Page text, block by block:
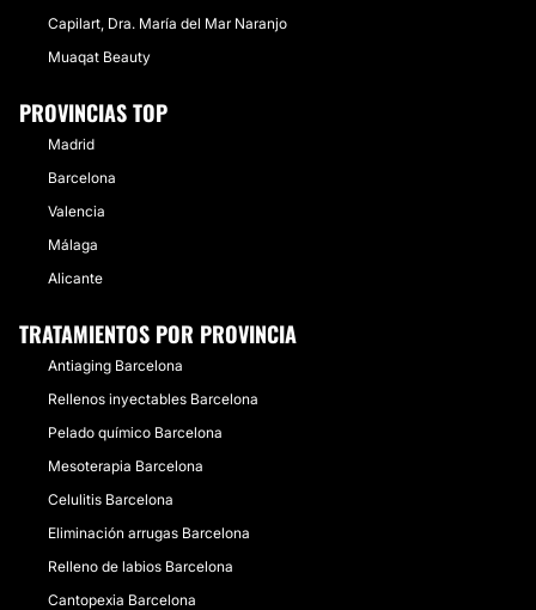
Capilart, Dra. María del Mar Naranjo
Muaqat Beauty
PROVINCIAS TOP
Madrid
Barcelona
Valencia
Málaga
Alicante
TRATAMIENTOS POR PROVINCIA
Antiaging Barcelona
Rellenos inyectables Barcelona
Pelado químico Barcelona
Mesoterapia Barcelona
Celulitis Barcelona
Eliminación arrugas Barcelona
Relleno de labios Barcelona
Cantopexia Barcelona